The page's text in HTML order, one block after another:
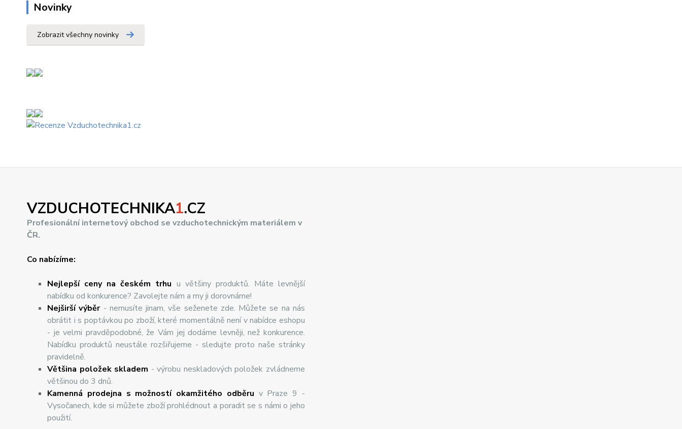
Novinky
Zobrazit všechny novinky
VZDUCHOTECHNIKA1.CZ
Profesionální internetový obchod se vzduchotechnickým materiálem v
ČR.
Co nabízíme:
Nejlepší ceny na českém trhu u většiny produktů. Máte levnější
nabídku od konkurence? Zavolejte nám a my ji dorovnáme!
Nejširšívýběr- nemusíte jinam, vše seženete zde. Můžete se na nás
obrátit i s poptávkou po zboží, které momentálně není v nabídce eshopu
- je velmi pravděpodobné, že Vám jej dodáme levněji, než konkurence.
Nabídku produktů neustále rozšiřujeme - sledujte proto naše stránky
pravidelně.
Většina položek skladem - výrobu neskladových položek zvládneme
většinou do 3 dnů.
Kamenná prodejna s možností okamžitého odběru v Praze 9 -
Vysočanech, kde si můžete zboží prohlédnout a poradit se s námi o jeho
použití.